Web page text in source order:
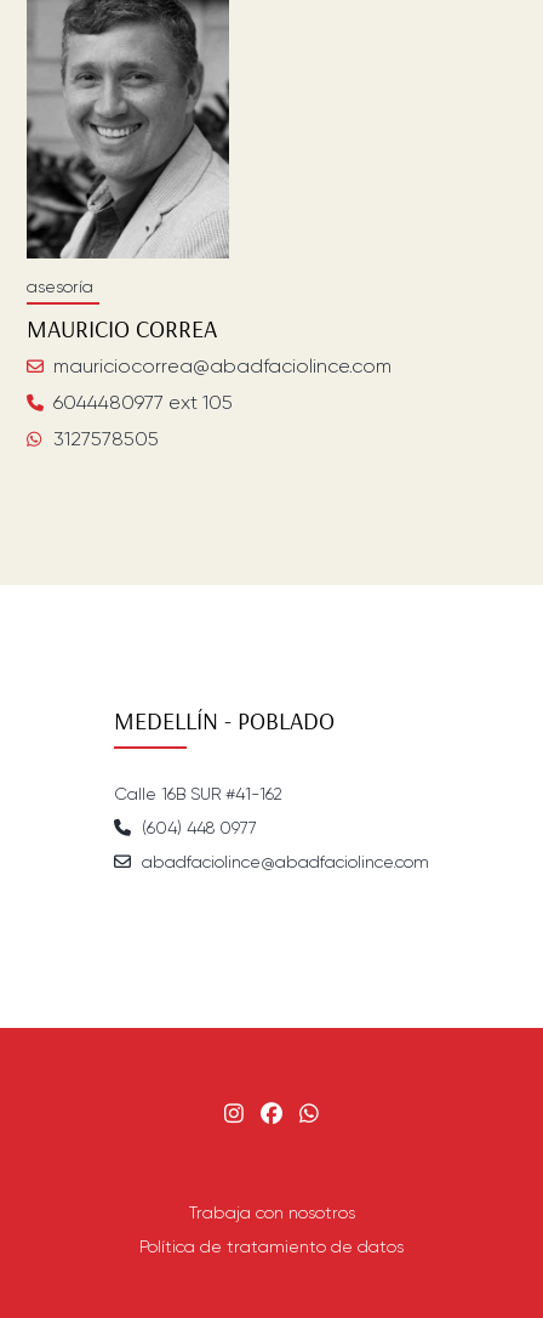
asesoría
MAURICIO CORREA
mauriciocorrea@abadfaciolince.com
6044480977 ext 105
3127578505
MEDELLÍN - POBLADO
Calle 16B SUR #41-162
(604) 448 0977
abadfaciolince@abadfaciolince.com
Trabaja con nosotros
Política de tratamiento de datos